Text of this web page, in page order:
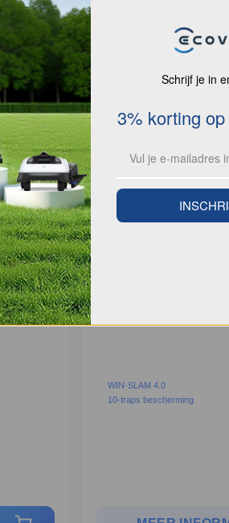
WIN-SLAM 4.0
10-traps bescherming
Schrijf je in
3% korting